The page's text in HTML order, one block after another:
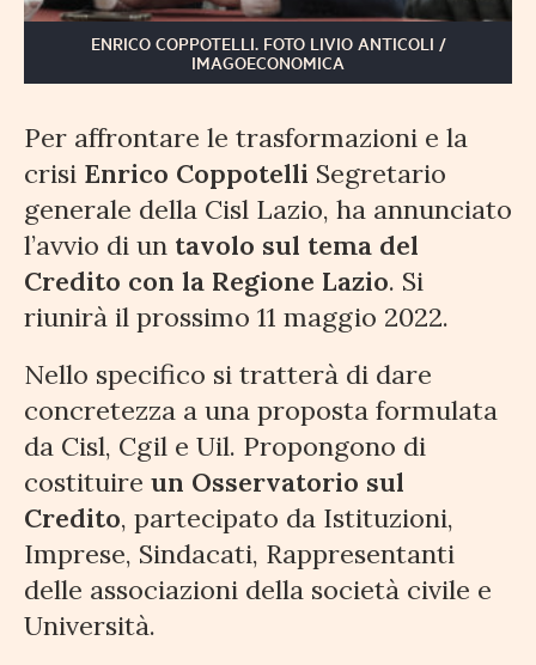
ENRICO COPPOTELLI. FOTO LIVIO ANTICOLI /
IMAGOECONOMICA
Per affrontare le trasformazioni e la
crisi Enrico Coppotelli Segretario
generale della Cisl Lazio, ha annunciato
l’avvio di un tavolo sul tema del
Credito con la Regione Lazio. Si
riunirà il prossimo 11 maggio 2022.
Nello specifico si tratterà di dare
concretezza a una proposta formulata
da Cisl, Cgil e Uil. Propongono di
costituire un Osservatorio sul
Credito, partecipato da Istituzioni,
Imprese, Sindacati, Rappresentanti
delle associazioni della società civile e
Università.